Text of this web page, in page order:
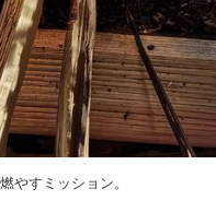
やすミッション。